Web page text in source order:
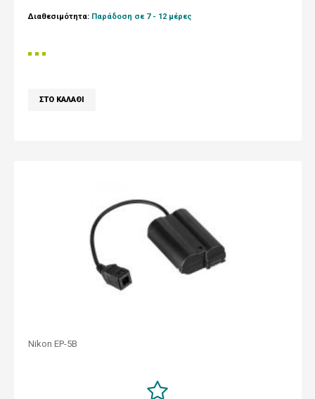
Διαθεσιμότητα: Παράδοση σε 7 - 12 μέρες
Nikon EP-5B